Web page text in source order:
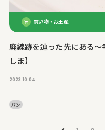
買い物・お土産
廃線跡を辿った先にある
しま】
2023.10.04
パン